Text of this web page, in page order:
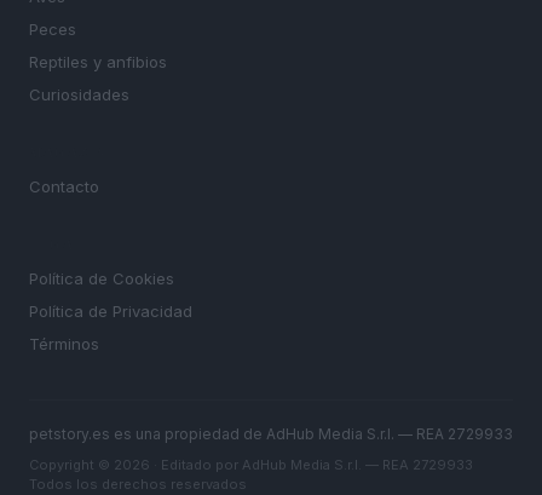
Peces
Reptiles y anfibios
Curiosidades
Contacto
Política de Cookies
Política de Privacidad
Términos
petstory.es es una propiedad de AdHub Media S.r.l. — REA 2729933
Copyright © 2026 · Editado por AdHub Media S.r.l. — REA 2729933
Todos los derechos reservados